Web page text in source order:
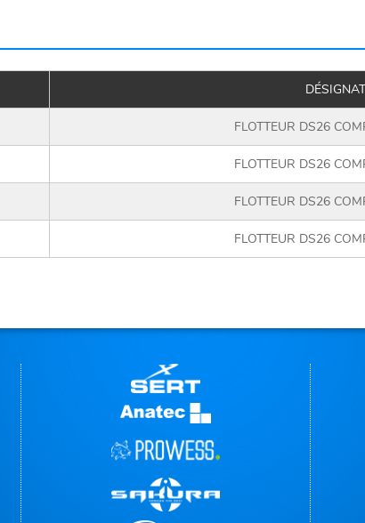
FLOTTEUR DS26
FLOTTEUR DS26
FLOTTEUR DS26
FLOTTEUR DS26